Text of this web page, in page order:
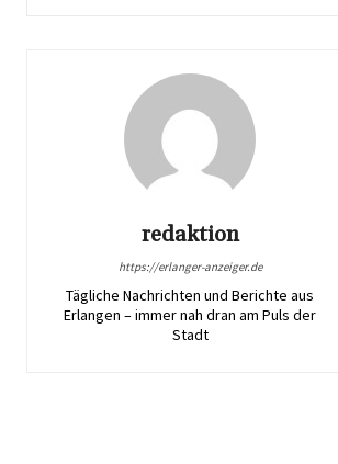
redaktion
https://erlanger-anzeiger.de
Tägliche Nachrichten und Berichte aus
Erlangen – immer nah dran am Puls der
Stadt